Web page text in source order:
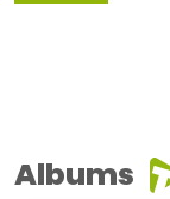
Albums